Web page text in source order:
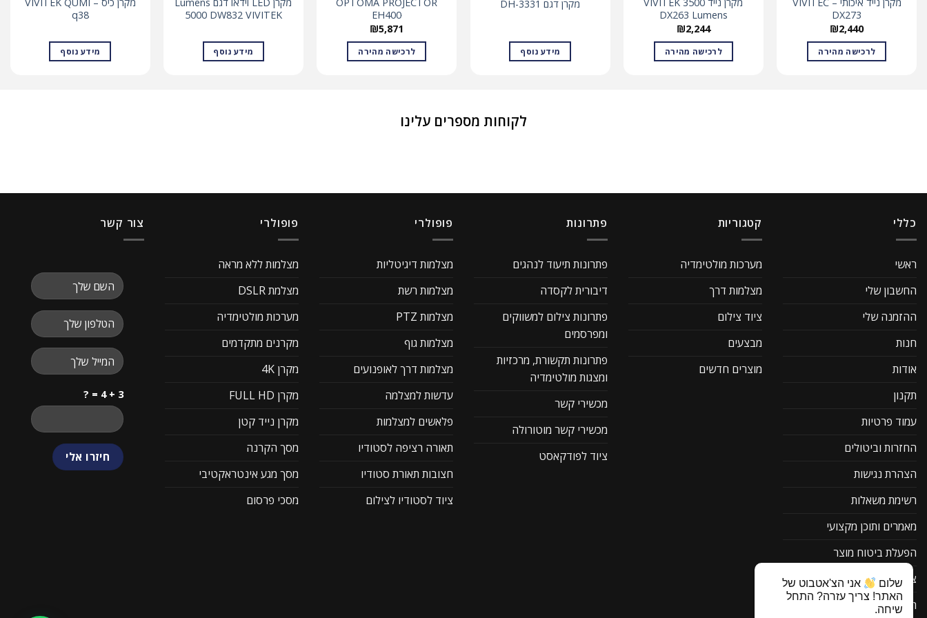
DX273
₪2,440
לרכישה מהירה
DX263 Lumens
₪2,244
לרכישה מהירה
מקרן דגם DH-3331
מידע נוסף
EH400ּ
₪5,871
לרכישה מהירה
5000 DW832 VIVITEK
מידע נוסף
q38
מידע נוסף
לקוחות מספרים עלינו
כללי
ראשי
החשבון שלי
ההזמנה שלי
חנות
אודות
תקנון
עמוד פרטיות
החזרות וביטולים
הצהרת נגישות
רשימת משאלות
מאמרים ותוכן מקצועי
הפעלת ביטוח מוצר
צור קשר
תוכנה להורדה F1
קטגוריות
מערכות מולטימדיה
מצלמות דרך
ציוד צילום
מבצעים
מוצרים חדשים
פתרונות
פתרונות תיעוד לנהגים
דיבורית לקסדה
פתרונות צילום למשווקים
ומפרסמים
פתרונות תקשורת, מרכזיות
ומצגות מולטימדיה
מכשירי קשר
מכשירי קשר מוטורולה
ציוד לפודקאסט
פופולרי
מצלמות דיגיטליות
מצלמות רשת
מצלמות PTZ
מצלמות גוף
מצלמות דרך לאופנועים
עדשות למצלמה
פלאשים למצלמות
תאורה רציפה לסטודיו
חצובות תאורת סטודיו
ציוד לסטודיו לצילום
פופולרי
מצלמות ללא מראה
מצלמת DSLR
מערכות מולטימדיה
מקרנים מתקדמים
מקרן 4K
מקרן FULL HD
מקרן נייד קטן
מסך הקרנה
מסך מגע אינטראקטיבי
מסכי פרסום
צור קשר
3 + 4 = ?
שלום
אני הצ'אטבוט של
האתר! צריך עזרה? התחל
שיחה.